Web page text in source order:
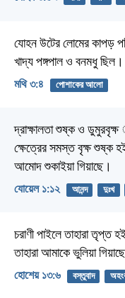
যোহন উটের লোমের কাপড়
খাদ্য পঙ্গপাল ও বনমধু ছিল।
মথি ৩:৪ পোশাকের আলো
দ্রাক্ষালতা শুষ্ক ও ডুমুরবৃক্ষ
ক্ষেত্রের সমস্ত বৃক্ষ শুষ্ক
আমোদ শুকাইয়া গিয়াছে।
যোয়েল ১:১২ আনন্দ দুঃখ
চরাণী পাইলে তাহারা তৃপ্ত
তাহারা আমাকে ভুলিয়া
হোশেয় ১৩:৬ বস্তুবাদ